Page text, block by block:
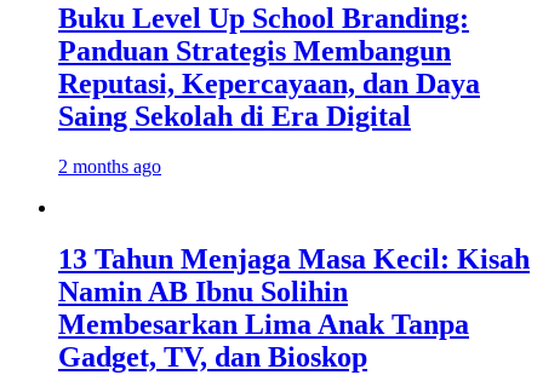
Buku Level Up School Branding:
Panduan Strategis Membangun
Reputasi, Kepercayaan, dan Daya
Saing Sekolah di Era Digital
2 months ago
13 Tahun Menjaga Masa Kecil: Kisah
Namin AB Ibnu Solihin
Membesarkan Lima Anak Tanpa
Gadget, TV, dan Bioskop